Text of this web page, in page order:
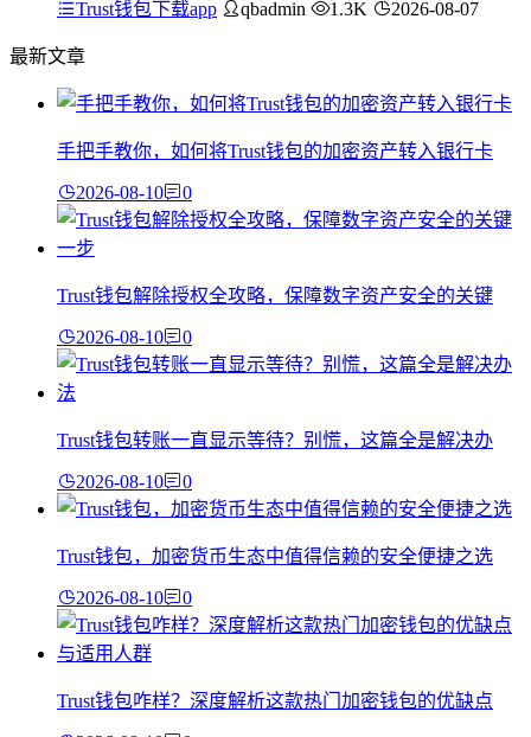
Trust钱包下载app qbadmin 1.3K 2026-08-07
最新文章
手把手教你，如何将Trust钱包的加密资产转入银行卡
2026-08-10 0
Trust钱包解除授权全攻略，保障数字资产安全的关键
2026-08-10 0
Trust钱包转账一直显示等待？别慌，这篇全是解决办
2026-08-10 0
Trust钱包，加密货币生态中值得信赖的安全便捷之选
2026-08-10 0
Trust钱包咋样？深度解析这款热门加密钱包的优缺点